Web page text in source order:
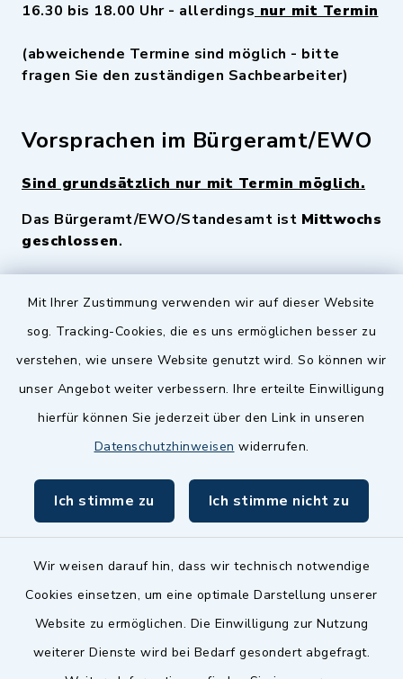
Mit Ihrer Zustimmung verwenden wir auf dieser Website
sog. Tracking-Cookies, die es uns ermöglichen besser zu
verstehen, wie unsere Website genutzt wird. So können wir
unser Angebot weiter verbessern. Ihre erteilte Einwilligung
hierfür können Sie jederzeit über den Link in unseren
Datenschutzhinweisen widerrufen.
Ich stimme zu Ich stimme nicht zu
Wir weisen darauf hin, dass wir technisch notwendige
Cookies einsetzen, um eine optimale Darstellung unserer
Website zu ermöglichen. Die Einwilligung zur Nutzung
weiterer Dienste wird bei Bedarf gesondert abgefragt.
16.30 bis 18.00 Uhr - allerdings nur mit Termin
(abweichende Termine sind möglich - bitte
fragen Sie den zuständigen Sachbearbeiter)
Vorsprachen im Bürgeramt/EWO
Sind grundsätzlich nur mit Termin möglich.
Das Bürgeramt/EWO/Standesamt ist Mittwochs
geschlossen.
Quicklinks
Zenngrund Allianz
Dillenberggruppe
inixmedia GmbH